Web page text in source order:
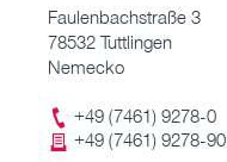
Faulenbachstraße 3
78532 Tuttlingen
Nemecko
+49 (7461) 9278-0
+49 (7461) 9278-90